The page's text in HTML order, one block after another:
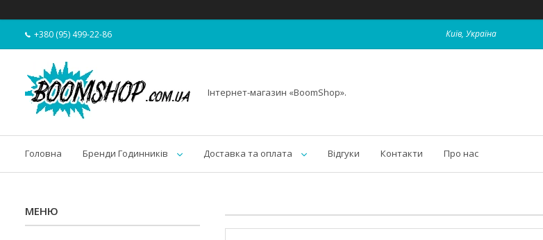
+380 (95) 499-22-86 Київ, Україна
Інтернет-магазин «BoomShop».
Головна Бренди Годинників Доставка та оплата Відгуки Контакти Про нас